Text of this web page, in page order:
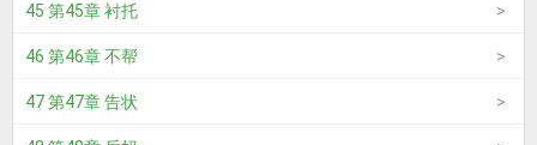
45 第45章 衬托
46 第46章 不帮
47 第47章 告状